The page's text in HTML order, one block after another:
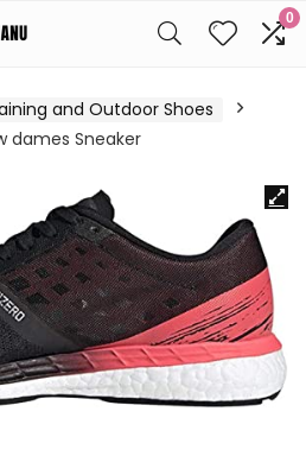
0
and Outdoor Shoes
dames Sneaker